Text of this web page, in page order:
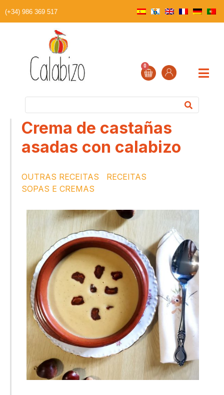
(+34) 986 369 517
0
Crema de castañas
asadas con calabizo
OUTRAS RECEITAS
RECEITAS
SOPAS E CREMAS